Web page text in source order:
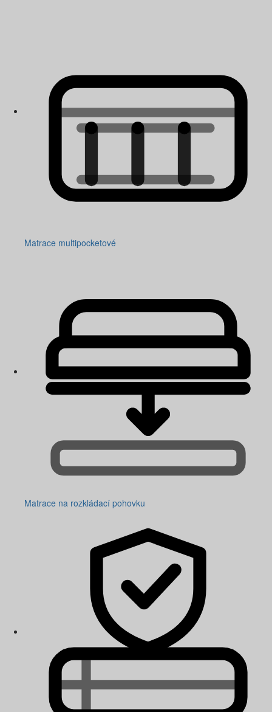
Matrace multipocketové
Matrace na rozkládací pohovku